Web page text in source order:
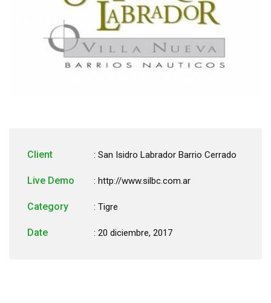
Client : San Isidro Labrador Barrio Cerrado
Live Demo : http://www.silbc.com.ar
Category : Tigre
Date : 20 diciembre, 2017